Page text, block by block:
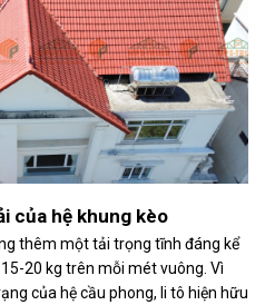
của hệ khung kèo
thêm một tải trọng tĩnh đáng kể
20 kg trên mỗi mét vuông. Vì
của hệ cầu phong, li tô hiện hữu